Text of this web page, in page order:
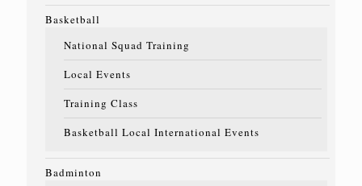
Basketball
National Squad Training
Local Events
Training Class
Basketball Local International Events
Badminton